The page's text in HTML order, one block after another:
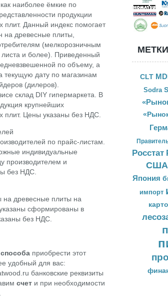
наиболее ёмкие по
продукции
плит. Данный индекс помогает
на древесные плиты,
(мелкорозничным
и более). Приведенный
по объему, а
дату по магазинам
(дилеров).
склад DIY гипермаркета. В
крупнейших
плит. Цены указаны без НДС.
по прайс-листам.
индивидуальные
производителем и
без НДС.
на древесные плиты на
сформированы в
без НДС.
приобрести этот
удобный для вас:
банковские реквизиты
счет и при необходимости
CLT
Sodra
Росстат
США
Япония
импорт